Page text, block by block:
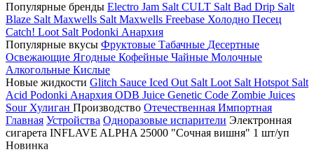
Популярные бренды Electro Jam Salt CULT Salt Bad Drip Salt
Blaze Salt Maxwells Salt Maxwells Freebase Холодно Песец
Catch! Loot Salt Podonki Анархия
Популярные вкусы Фруктовые Табачные Десертные
Освежающие Ягодные Кофейные Чайные Молочные
Алкогольные Кислые
Новые жидкости Glitch Sauce Iced Out Salt Loot Salt Hotspot Salt
Acid Podonki Анархия ODB Juice Genetic Code Zombie Juices
Sour Хулиган Производство Отечественная Импортная
Главная Устройства Одноразовые испарители Электронная
сигарета INFLAVE ALPHA 25000 "Сочная вишня" 1 шт/уп
Новинка